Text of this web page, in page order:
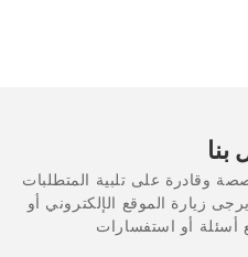
بنا
وقادرة على تلبية المتطلبات
زيارة الموقع الإلكتروني أو